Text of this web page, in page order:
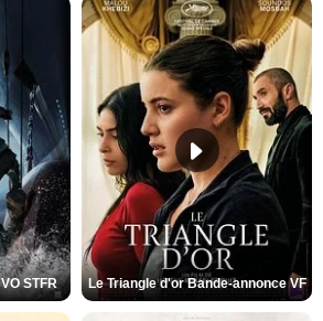
STFR Le Triangle d'or Bande-annonce VF